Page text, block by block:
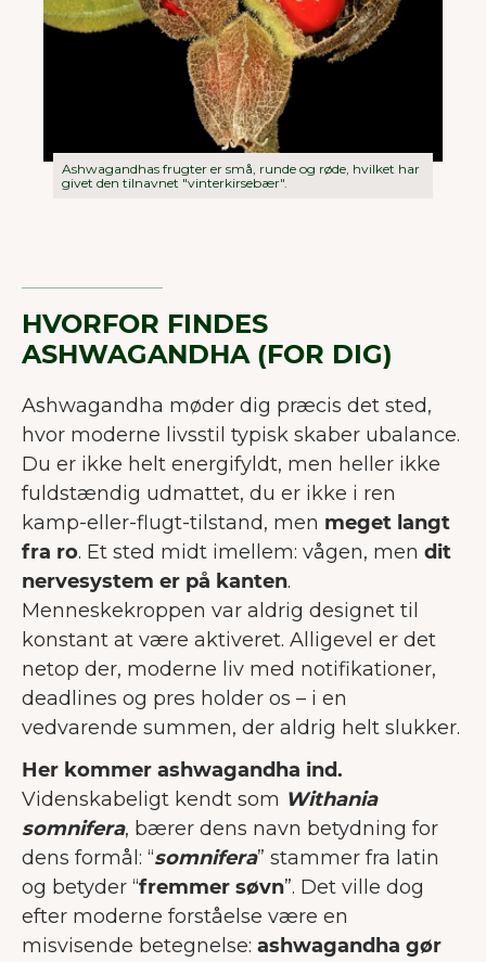
Ashwagandhas frugter er små, runde og røde, hvilket har
givet den tilnavnet "vinterkirsebær".
HVORFOR FINDES
ASHWAGANDHA (FOR DIG)
Ashwagandha møder dig præcis det sted,
hvor moderne livsstil typisk skaber ubalance.
Du er ikke helt energifyldt, men heller ikke
fuldstændig udmattet, du er ikke i ren
kamp-eller-flugt-tilstand, men meget langt
fra ro. Et sted midt imellem: vågen, men dit
nervesystem er på kanten.
Menneskekroppen var aldrig designet til
konstant at være aktiveret. Alligevel er det
netop der, moderne liv med notifikationer,
deadlines og pres holder os – i en
vedvarende summen, der aldrig helt slukker.
Her kommer ashwagandha ind.
Videnskabeligt kendt som Withania
somnifera, bærer dens navn betydning for
dens formål: “somnifera” stammer fra latin
og betyder “fremmer søvn”. Det ville dog
efter moderne forståelse være en
misvisende betegnelse: ashwagandha gør